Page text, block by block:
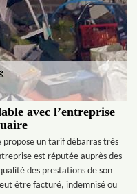
avec l’entreprise
un tarif débarras très
est réputée auprès des
des prestations de son
être facturé, indemnisé ou